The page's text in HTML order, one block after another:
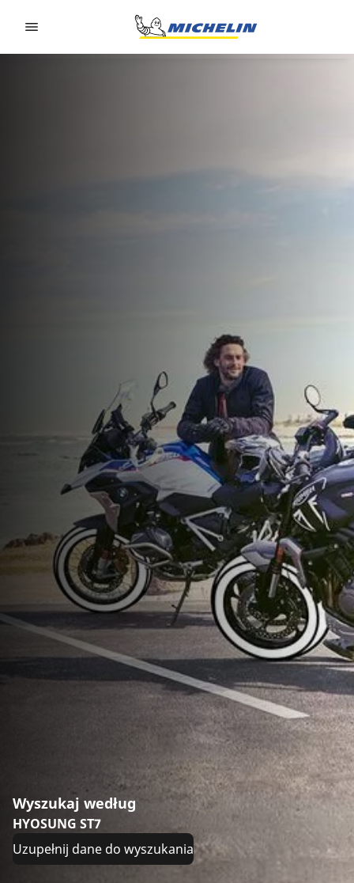
Wyszukaj według
HYOSUNG ST7
Uzupełnij dane do wyszukania